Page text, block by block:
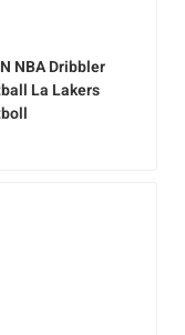
NBA Dribbler
La Lakers